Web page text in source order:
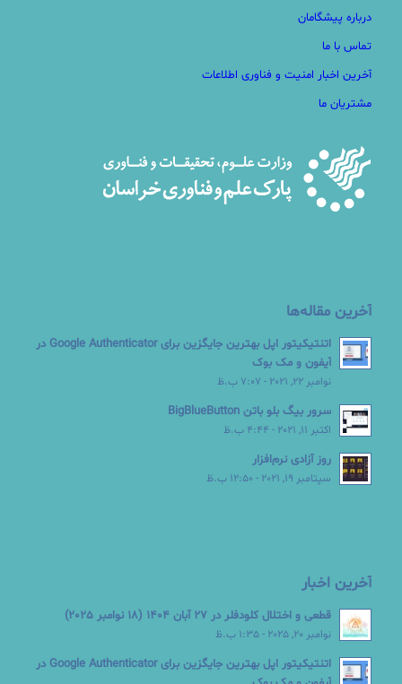
درباره پیشگامان
تماس با ما
آخرین اخبار امنیت و فناوری اطلاعات
مشتریان ما
آخرین مقاله‌ها
اتنتیکیتور اپل بهترین جایگزین برای Google Authenticator در
آیفون و مک بوک
نوامبر 22, 2021 - 7:07 ب.ظ
سرور بیگ بلو باتن BigBlueButton
اکتبر 11, 2021 - 4:44 ب.ظ
روز آزادی نرم‌افزار
سپتامبر 19, 2021 - 12:50 ب.ظ
آخرین اخبار
قطعی و اختلال کلودفلر در 27 آبان 1404 (18 نوامبر 2025)
نوامبر 20, 2025 - 1:35 ب.ظ
اتنتیکیتور اپل بهترین جایگزین برای Google Authenticator در